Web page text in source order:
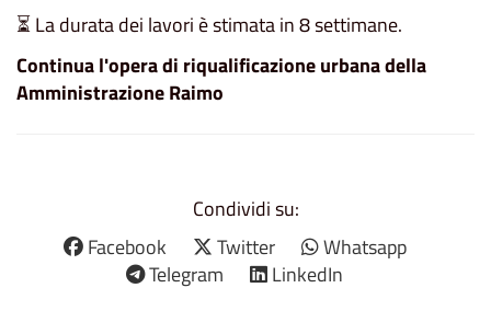
⏳ La durata dei lavori è stimata in 8 settimane.
Continua l'opera di riqualificazione urbana della
Amministrazione Raimo
Condividi su:
Facebook
Twitter
Whatsapp
Telegram
LinkedIn